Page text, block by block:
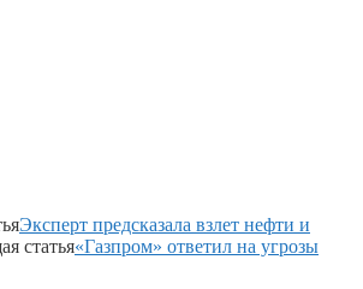
Эксперт предсказала взлет нефти и
статья«Газпром» ответил на угрозы